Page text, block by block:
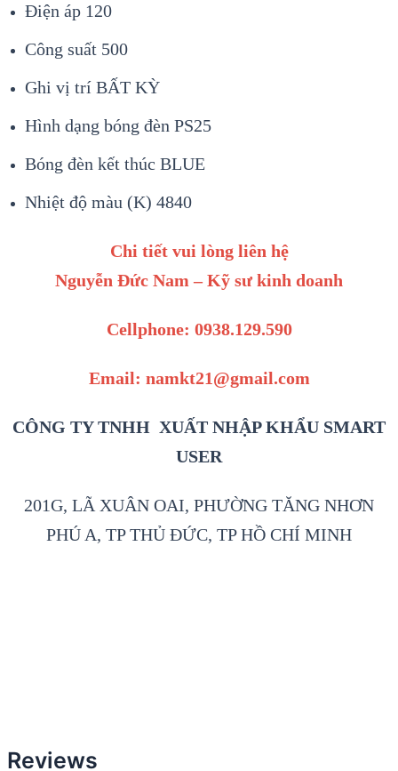
Điện áp 120
Công suất 500
Ghi vị trí BẤT KỲ
Hình dạng bóng đèn PS25
Bóng đèn kết thúc BLUE
Nhiệt độ màu (K) 4840
Chi tiết vui lòng liên hệ
Nguyễn Đức Nam – Kỹ sư kinh doanh
Cellphone: 0938.129.590
Email: namkt21@gmail.com
CÔNG TY TNHH XUẤT NHẬP KHẨU SMART
USER
201G, LÃ XUÂN OAI, PHƯỜNG TĂNG NHƠN
PHÚ A, TP THỦ ĐỨC, TP HỒ CHÍ MINH
Reviews